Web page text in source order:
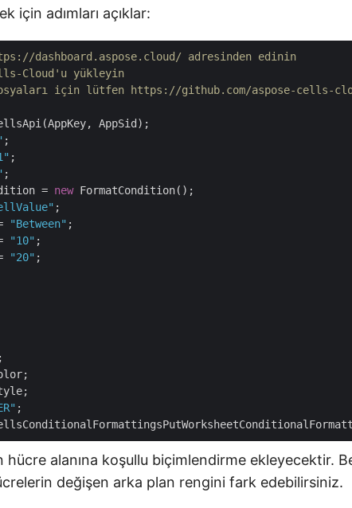
için adımları açıklar:
dashboard.aspose.cloud/ adresinden edinin
Cloud'u yükleyin
için lütfen https://github.com/aspose-cells-
;
= new FormatCondition();
;
"Between" ;
"10" ;
"20"
hücre alanına koşullu biçimlendirme ekleyecektir.
değişen arka plan rengini fark edebilirsiniz.